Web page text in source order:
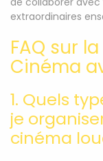
extraordinaires
FAQ sur
Cinéma
1. Quels
je
cinéma